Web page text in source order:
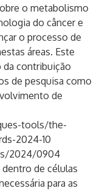
o metabolismo
do câncer e
o processo de
áreas. Este
contribuição
de pesquisa como
de
tools/the-
2024-10
2024/0904
de células
para as